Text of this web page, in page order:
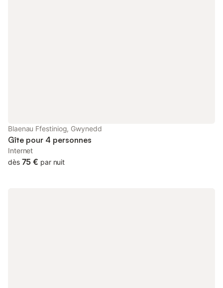
Blaenau Ffestiniog, Gwynedd
Gîte pour 4 personnes
Internet
dès 75 € par nuit